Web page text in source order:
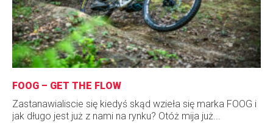
FOOG – GET THE FLOW
Zastanawialiscie się kiedyś skąd wzieła się marka FOOG i
jak długo jest już z nami na rynku? Otóż mija już...